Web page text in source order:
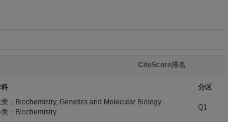
CiteScore排名
分区
类：Biochemistry, Genetics and Molecular Biology
类：Biochemistry
Q1